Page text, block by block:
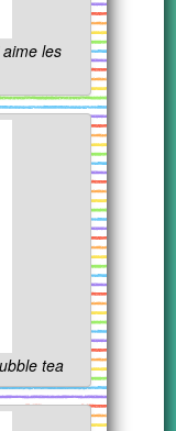
les
tea